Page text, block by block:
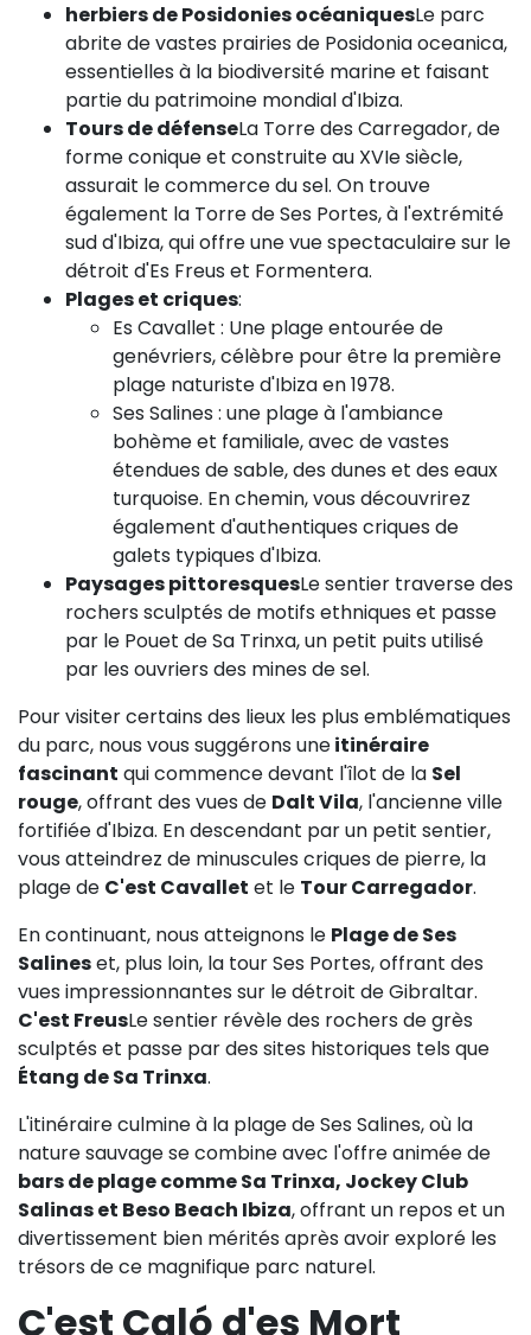
herbiers de Posidonies océaniquesLe parc
abrite de vastes prairies de Posidonia oceanica,
essentielles à la biodiversité marine et faisant
partie du patrimoine mondial d'Ibiza.
Tours de défenseLa Torre des Carregador, de
forme conique et construite au XVIe siècle,
assurait le commerce du sel. On trouve
également la Torre de Ses Portes, à l'extrémité
sud d'Ibiza, qui offre une vue spectaculaire sur le
détroit d'Es Freus et Formentera.
Plages et criques:
Es Cavallet : Une plage entourée de
genévriers, célèbre pour être la première
plage naturiste d'Ibiza en 1978.
Ses Salines : une plage à l'ambiance
bohème et familiale, avec de vastes
étendues de sable, des dunes et des eaux
turquoise. En chemin, vous découvrirez
également d'authentiques criques de
galets typiques d'Ibiza.
Paysages pittoresquesLe sentier traverse des
rochers sculptés de motifs ethniques et passe
par le Pouet de Sa Trinxa, un petit puits utilisé
par les ouvriers des mines de sel.
Pour visiter certains des lieux les plus emblématiques
du parc, nous vous suggérons uneitinéraire
fascinant qui commence devant l'îlot de la Sel
rouge, offrant des vues de Dalt Vila, l'ancienne ville
fortifiée d'Ibiza. En descendant par un petit sentier,
vous atteindrez de minuscules criques de pierre, la
plage de C'est Cavallet et le Tour Carregador.
En continuant, nous atteignons le Plage de Ses
Salineset, plus loin, la tour Ses Portes, offrant des
vues impressionnantes sur le détroit de Gibraltar.
C'est FreusLe sentier révèle des rochers de grès
sculptés et passe par des sites historiques tels que
Étang de Sa Trinxa.
L'itinéraire culmine à la plage de Ses Salines, où la
nature sauvage se combine avec l'offre animée de
bars de plage comme Sa Trinxa, Jockey Club
Salinas et Beso Beach Ibiza, offrant un repos et un
divertissement bien mérités après avoir exploré les
trésors de ce magnifique parc naturel.
C'est Caló d'es Mort